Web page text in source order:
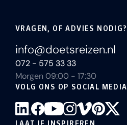
VRAGEN, OF ADVIES NODIG?
info@doetsreizen.nl
072 - 575 33 33
Morgen 09:00 - 17:30
VOLG ONS OP SOCIAL MEDIA